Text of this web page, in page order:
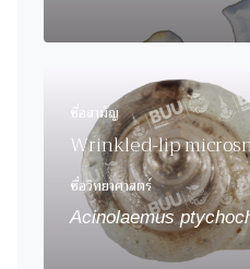
ชื่อสามัญ
Wrinkled-lip
ชื่อวิทยาศาสตร์
Acinolaemus